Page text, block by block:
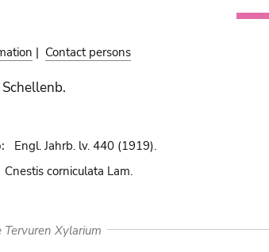
| Contact persons
Schellenb.
Engl. Jahrb. lv. 440 (1919).
Cnestis corniculata Lam.
Xylarium